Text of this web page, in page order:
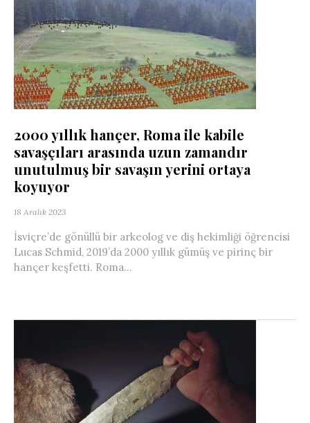
2000 yıllık hançer, Roma ile kabile
savaşçıları arasında uzun zamandır
unutulmuş bir savaşın yerini ortaya
koyuyor
18 Aralık 2023
İsviçre’de gönüllü bir arkeolog ve diş hekimliği öğrencisi
Lucas Schmid, 2019’da 2000 yıllık gümüş ve pirinç bir
hançer keşfetti. Roma...